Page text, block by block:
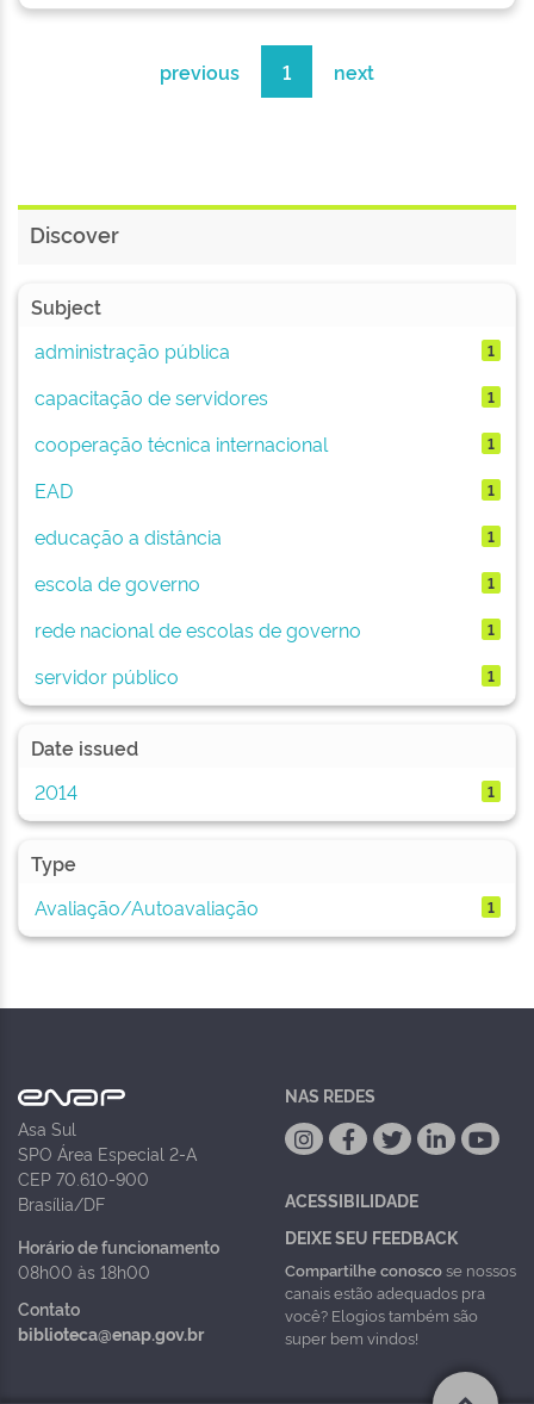
previous 1 next
Discover
Subject
administração pública
1
capacitação de servidores 1
cooperação técnica internacional 1
EAD 1
educação a distância 1
escola de governo 1
rede nacional de escolas de governo 1
servidor público 1
Date issued
2014
1
Type
Avaliação/Autoavaliação
1
Asa Sul
SPO Área Especial 2-A
CEP 70.610-900
Brasília/DF
Horário de funcionamento
08h00 às 18h00
Contato
biblioteca@enap.gov.br
NAS REDES
ACESSIBILIDADE
DEIXE SEU FEEDBACK
Compartilhe conoscose nossos
canais estão adequados pra
você? Elogios também são
super bem vindos!